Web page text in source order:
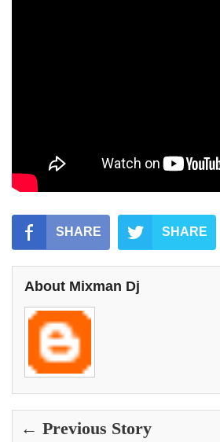
SHARE SHARE
About Mixman Dj
← Previous Story